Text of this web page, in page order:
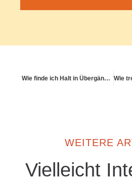
Wie finde ich Halt in Übergängen des Lebens?
WEITERE
Vielleicht